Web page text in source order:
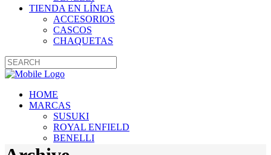
TIENDA EN LÍNEA
ACCESORIOS
CASCOS
CHAQUETAS
HOME
MARCAS
SUSUKI
ROYAL ENFIELD
BENELLI